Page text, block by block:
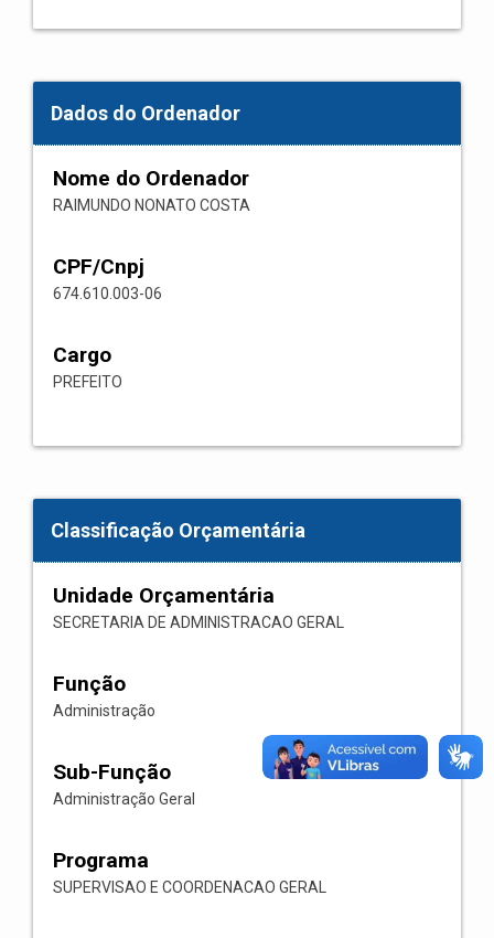
Dados do Ordenador
Nome do Ordenador
RAIMUNDO NONATO COSTA
CPF/Cnpj
674.610.003-06
Cargo
PREFEITO
Classificação Orçamentária
Unidade Orçamentária
SECRETARIA DE ADMINISTRACAO GERAL
Função
Administração
Sub-Função
Administração Geral
Programa
SUPERVISAO E COORDENACAO GERAL